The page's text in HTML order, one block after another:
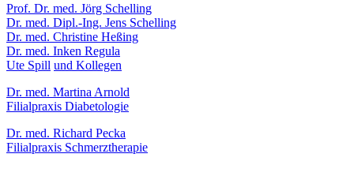
Prof. Dr. med. Jörg Schelling
Dr. med. Dipl.-Ing. Jens Schelling
Dr. med. Christine Heßing
Dr. med. Inken Regula
Ute Spill und Kollegen
Dr. med. Martina Arnold
Filialpraxis Diabetologie
Dr. med. Richard Pecka
Filialpraxis Schmerztherapie